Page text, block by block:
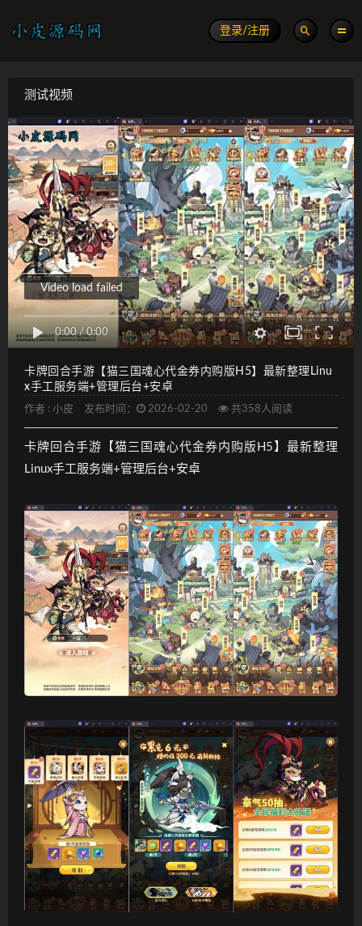
登录/注册
测试视频
0:00/0:00
Video load failed
卡牌回合手游【猫三国魂心代金券内购版H5】最新整理Linu
x手工服务端+管理后台+安卓
作者 : 小皮 发布时间： 2026-02-20 共358人阅读
卡牌回合手游【猫三国魂心代金券内购版H5】最新整理
Linux手工服务端+管理后台+安卓